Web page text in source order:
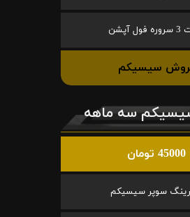
آپشن
سیسیکم
سه ماهه
45000 تومان
سوپر سیسیکم